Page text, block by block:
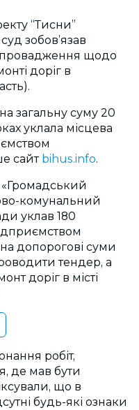
“Тисни”
зобов’язав
провадження щодо
доріг в
загальну суму 20
уклала місцева
сайт bihus.info.
комунальний
уклав 180
допорогові суми
тендер, а
доріг в місті
робіт,
де мав бути
що в
будь-які ознаки